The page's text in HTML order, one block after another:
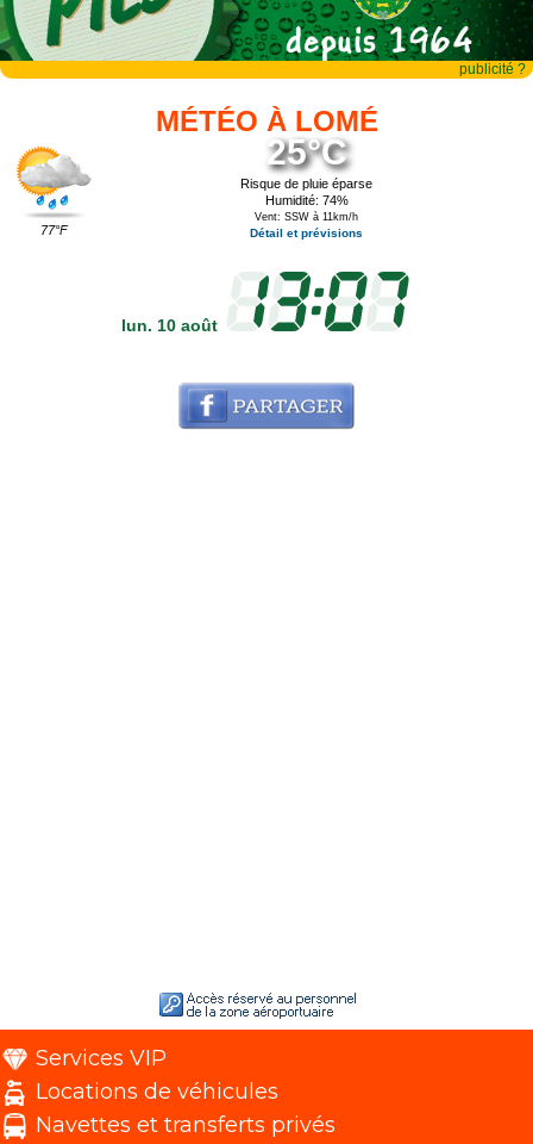
publicité ?
MÉTÉO À LOMÉ
77°F
25°C
Risque de pluie éparse
Humidité: 74%
Vent: SSW à 11km/h
Détail et prévisions
lun. 10 août
Services VIP
Locations de véhicules
Navettes et transferts privés